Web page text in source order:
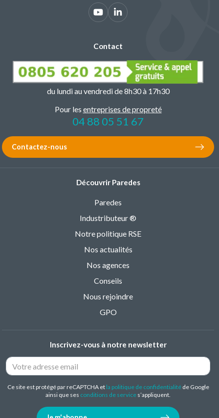
Contact
du lundi au vendredi de 8h30 à 17h30
Pour les entreprises de propreté
04 88 05 51 67
Contactez-nous
Découvrir Paredes
Paredes
Industributeur ®
Notre politique RSE
Nos actualités
Nos agences
Conseils
Nous rejoindre
GPO
Inscrivez-vous à notre newsletter
Ce site est protégé par reCAPTCHA et la politique de confidentialitéde Google
ainsi que ses conditions de service s’appliquent.